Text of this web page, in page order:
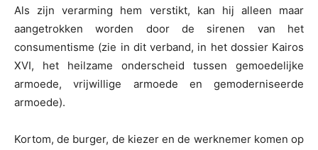
Als zijn verarming hem verstikt, kan hij alleen maar
aangetrokken worden door de sirenen van het
consumentisme (zie in dit verband, in het dossier Kairos
XVI, het heilzame onderscheid tussen gemoedelijke
armoede, vrijwillige armoede en gemoderniseerde
armoede).
Kortom, de burger, de kiezer en de werknemer komen op